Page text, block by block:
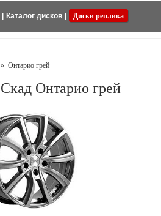
Каталог дисков Диски реплика
» Онтарио грей
Скад Онтарио грей